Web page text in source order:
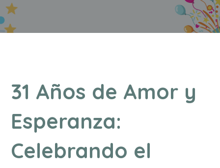
31 Años de Amor y
Esperanza:
Celebrando el